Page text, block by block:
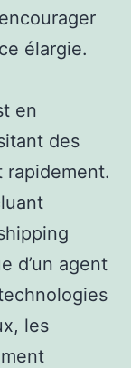
élargie.
en
des
rapidement.
d’un agent
les